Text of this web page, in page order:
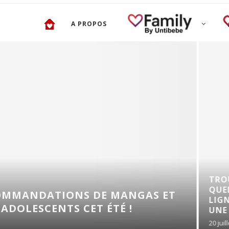
A PROPOS
DE MANGAS ET
ÉTÉ !
TROUBLES DE
QUELLES SOLUTIONS
LIGNE POUR
UNE SEXUALITÉ...